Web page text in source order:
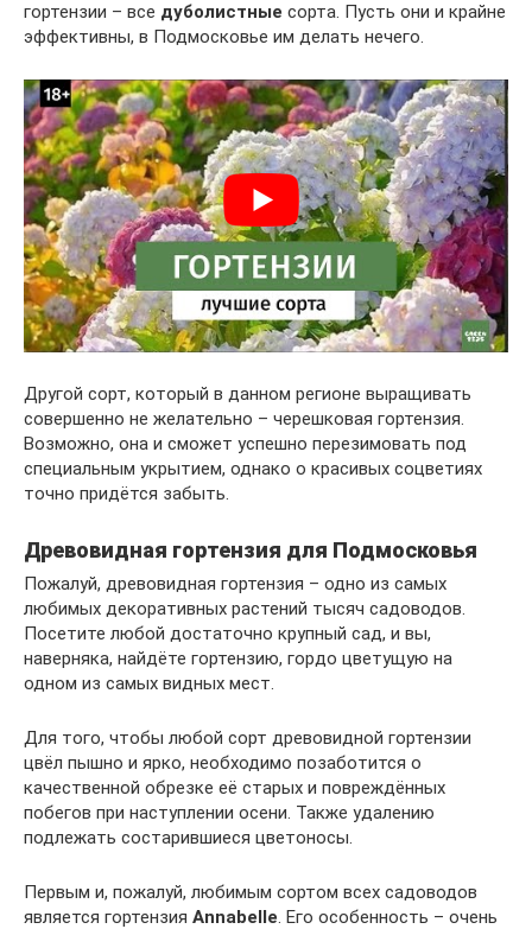
гортензии – все дуболистные сорта. Пусть они и крайне
эффективны, в Подмосковье им делать нечего.
Другой сорт, который в данном регионе выращивать
совершенно не желательно – черешковая гортензия.
Возможно, она и сможет успешно перезимовать под
специальным укрытием, однако о красивых соцветиях
точно придётся забыть.
Древовидная гортензия для Подмосковья
Пожалуй, древовидная гортензия – одно из самых
любимых декоративных растений тысяч садоводов.
Посетите любой достаточно крупный сад, и вы,
наверняка, найдёте гортензию, гордо цветущую на
одном из самых видных мест.
Для того, чтобы любой сорт древовидной гортензии
цвёл пышно и ярко, необходимо позаботится о
качественной обрезке её старых и повреждённых
побегов при наступлении осени. Также удалению
подлежать состарившиеся цветоносы.
Первым и, пожалуй, любимым сортом всех садоводов
является гортензия Annabelle. Его особенность – очень